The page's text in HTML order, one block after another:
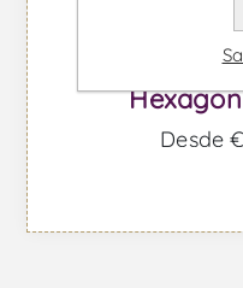
Desde